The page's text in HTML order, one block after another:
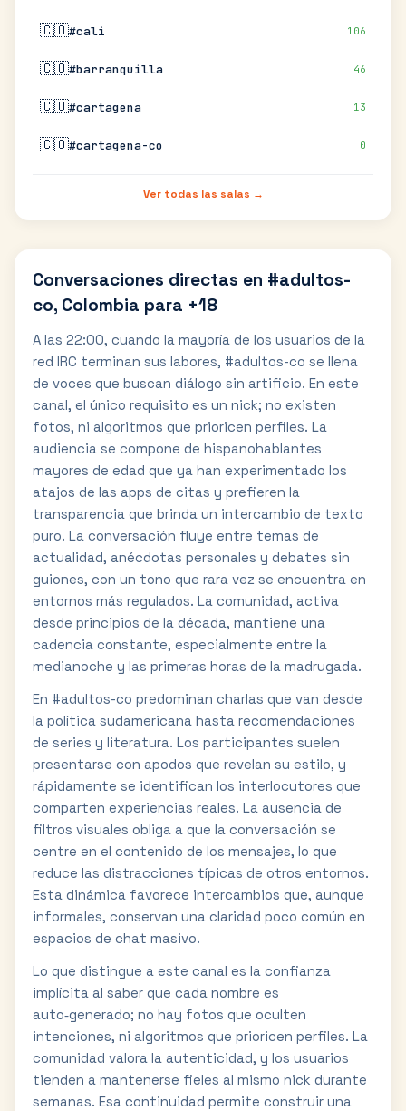
🇨🇴#cali 106
🇨🇴#barranquilla 46
🇨🇴#cartagena 13
🇨🇴#cartagena-co 0
Ver todas las salas →
Conversaciones directas en #adultos-
co, Colombia para +18
A las 22:00, cuando la mayoría de los usuarios de la
red IRC terminan sus labores, #adultos-co se llena
de voces que buscan diálogo sin artificio. En este
canal, el único requisito es un nick; no existen
fotos, ni algoritmos que prioricen perfiles. La
audiencia se compone de hispanohablantes
mayores de edad que ya han experimentado los
atajos de las apps de citas y prefieren la
transparencia que brinda un intercambio de texto
puro. La conversación fluye entre temas de
actualidad, anécdotas personales y debates sin
guiones, con un tono que rara vez se encuentra en
entornos más regulados. La comunidad, activa
desde principios de la década, mantiene una
cadencia constante, especialmente entre la
medianoche y las primeras horas de la madrugada.
En #adultos-co predominan charlas que van desde
la política sudamericana hasta recomendaciones
de series y literatura. Los participantes suelen
presentarse con apodos que revelan su estilo, y
rápidamente se identifican los interlocutores que
comparten experiencias reales. La ausencia de
filtros visuales obliga a que la conversación se
centre en el contenido de los mensajes, lo que
reduce las distracciones típicas de otros entornos.
Esta dinámica favorece intercambios que, aunque
informales, conservan una claridad poco común en
espacios de chat masivo.
Lo que distingue a este canal es la confianza
implícita al saber que cada nombre es
auto‑generado; no hay fotos que oculten
intenciones, ni algoritmos que prioricen perfiles. La
comunidad valora la autenticidad, y los usuarios
tienden a mantenerse fieles al mismo nick durante
semanas. Esa continuidad permite construir una